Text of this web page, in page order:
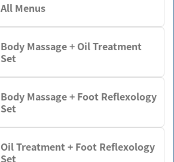
All Menus
Body Massage + Oil Treatment
Set
Body Massage + Foot Reflexology
Set
Oil Treatment + Foot Reflexology
Set